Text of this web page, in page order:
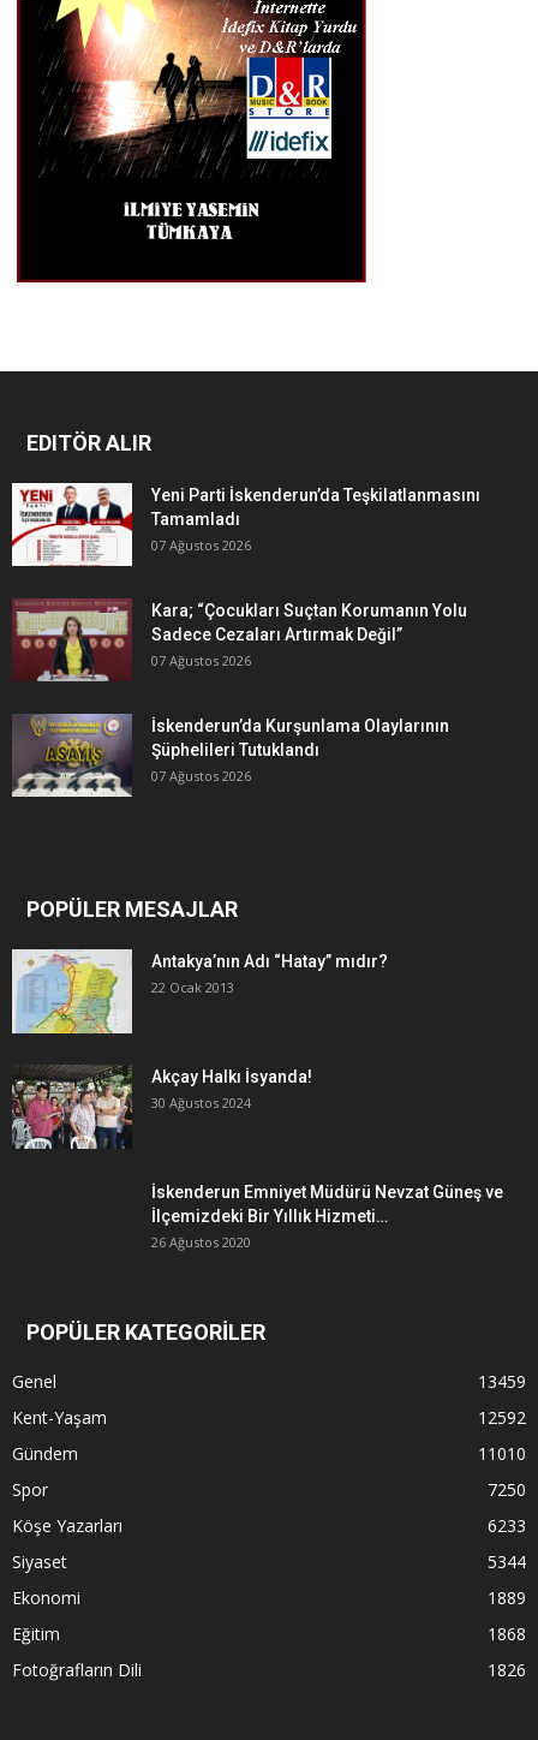
EDITÖR ALIR
Yeni Parti İskenderun’da Teşkilatlanmasını
Tamamladı
07 Ağustos 2026
Kara; “Çocukları Suçtan Korumanın Yolu
Sadece Cezaları Artırmak Değil”
07 Ağustos 2026
İskenderun’da Kurşunlama Olaylarının
Şüphelileri Tutuklandı
07 Ağustos 2026
POPÜLER MESAJLAR
Antakya’nın Adı “Hatay” mıdır?
22 Ocak 2013
Akçay Halkı İsyanda!
30 Ağustos 2024
İskenderun Emniyet Müdürü Nevzat Güneş ve
İlçemizdeki Bir Yıllık Hizmeti…
26 Ağustos 2020
POPÜLER KATEGORİLER
Genel
13459
Kent-Yaşam
12592
Gündem
11010
Spor
7250
Köşe Yazarları
6233
Siyaset
5344
Ekonomi
1889
Eğitim
1868
Fotoğrafların Dili
1826